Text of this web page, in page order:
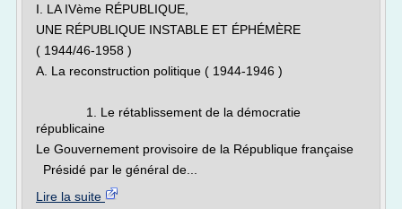
I. LA IVème RÉPUBLIQUE,
UNE RÉPUBLIQUE INSTABLE ET ÉPHÉMÈRE
( 1944/46-1958 )
A. La reconstruction politique ( 1944-1946 )
1. Le rétablissement de la démocratie
républicaine
Le Gouvernement provisoire de la République française
Présidé par le général de...
Lire la suite